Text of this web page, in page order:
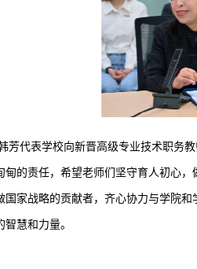
芳代表学校向新晋高级专业技术职务
甸的责任，希望老师们坚守育人初心
国家战略的贡献者，齐心协力与学院
智慧和力量。